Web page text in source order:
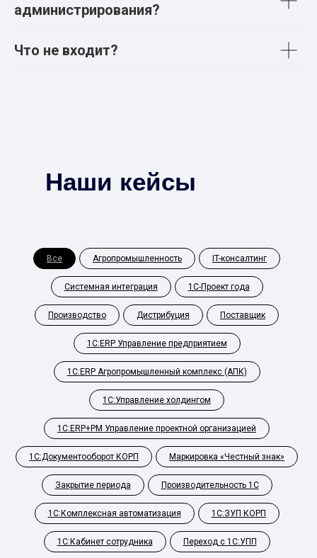
администрирования?
Что не входит?
Наши кейсы
Все Агропромышленность IT-консалтинг
Системная интеграция 1С-Проект года
Производство Дистрибуция Поставщик
1С:ERP Управление предприятием
1С:ERP Агропромышленный комплекс (АПК)
1С:Управление холдингом
1С:ERP+PM Управление проектной организацией
1С:Документооборот КОРП Маркировка «Честный знак»
Закрытие периода Производительность 1С
1С:Комплексная автоматизация 1С:ЗУП КОРП
1С:Кабинет сотрудника Переход с 1С:УПП